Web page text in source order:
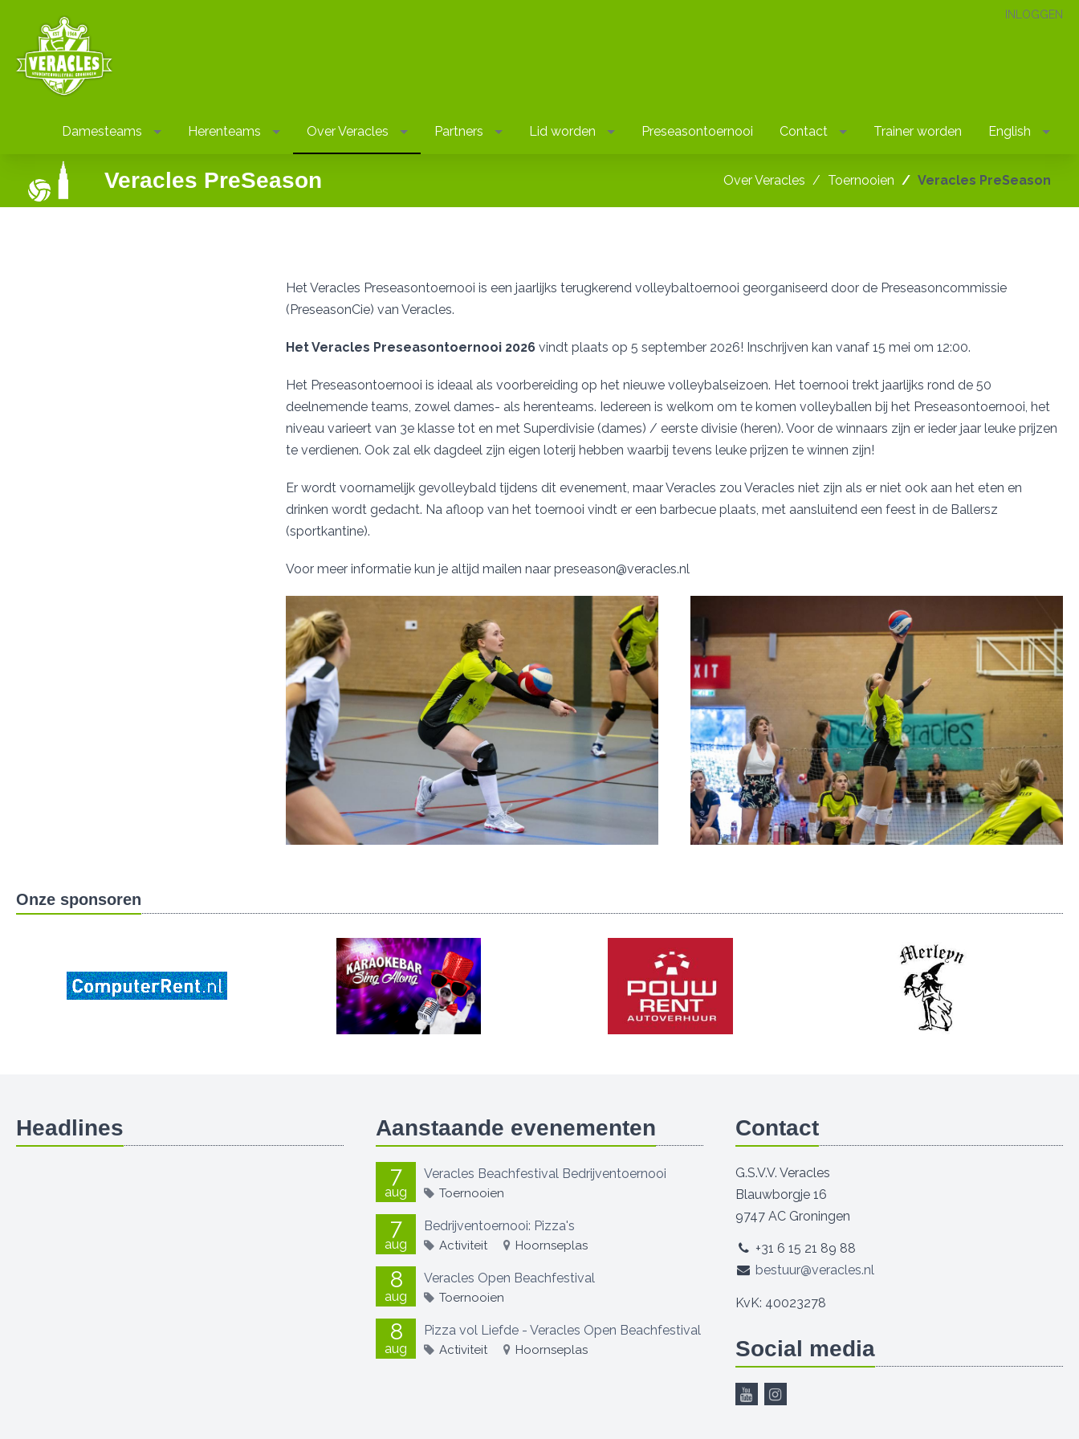
INLOGGEN
Damesteams Herenteams Over Veracles Partners Lid worden Preseasontoernooi Contact Trainer worden English
Over Veracles Toernooien Veracles PreSeason
Veracles PreSeason
Het Veracles Preseasontoernooi is een jaarlijks terugkerend volleybaltoernooi georganiseerd door de Preseasoncommissie
(PreseasonCie) van Veracles.
Het Veracles Preseasontoernooi 2026 vindt plaats op 5 september 2026! Inschrijven kan vanaf 15 mei om 12:00.
Het Preseasontoernooi is ideaal als voorbereiding op het nieuwe volleybalseizoen. Het toernooi trekt jaarlijks rond de 50
deelnemende teams, zowel dames- als herenteams. Iedereen is welkom om te komen volleyballen bij het Preseasontoernooi, het
niveau varieert van 3e klasse tot en met Superdivisie (dames) / eerste divisie (heren). Voor de winnaars zijn er ieder jaar leuke prijzen
te verdienen. Ook zal elk dagdeel zijn eigen loterij hebben waarbij tevens leuke prijzen te winnen zijn!
Er wordt voornamelijk gevolleybald tijdens dit evenement, maar Veracles zou Veracles niet zijn als er niet ook aan het eten en
drinken wordt gedacht. Na afloop van het toernooi vindt er een barbecue plaats, met aansluitend een feest in de Ballersz
(sportkantine).
Voor meer informatie kun je altijd mailen naar preseason@veracles.nl
Onze sponsoren
Headlines Aanstaande evenementen
7
aug
Veracles Beachfestival Bedrijventoernooi
Toernooien
7
aug
Bedrijventoernooi: Pizza's
Activiteit Hoornseplas
8
aug
Veracles Open Beachfestival
Toernooien
8
aug
Pizza vol Liefde - Veracles Open Beachfestival
Activiteit Hoornseplas
Contact
G.S.V.V. Veracles
Blauwborgje 16
9747 AC Groningen
+31 6 15 21 89 88
bestuur@veracles.nl
KvK: 40023278
Social media